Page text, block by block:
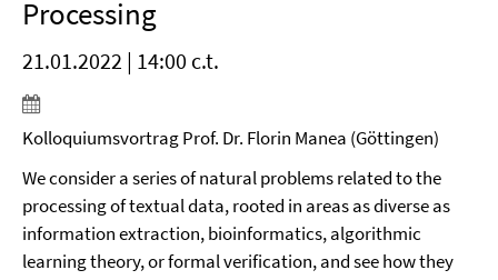
Processing
21.01.2022 | 14:00 c.t.
Kolloquiumsvortrag Prof. Dr. Florin Manea (Göttingen)
We consider a series of natural problems related to the
processing of textual data, rooted in areas as diverse as
information extraction, bioinformatics, algorithmic
learning theory, or formal verification, and see how they